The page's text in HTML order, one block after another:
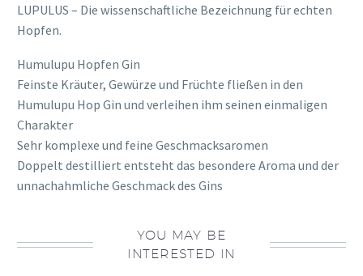
LUPULUS – Die wissenschaftliche Bezeichnung für echten
Hopfen.
Humulupu Hopfen Gin
Feinste Kräuter, Gewürze und Früchte fließen in den
Humulupu Hop Gin und verleihen ihm seinen einmaligen
Charakter
Sehr komplexe und feine Geschmacksaromen
Doppelt destilliert entsteht das besondere Aroma und der
unnachahmliche Geschmack des Gins
YOU MAY BE
INTERESTED IN